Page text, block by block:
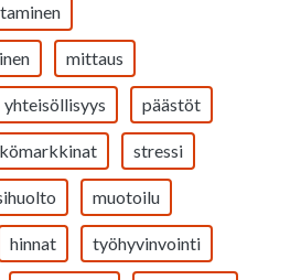
mittaus
yhteisöllisyys päästöt
stressi
muotoilu
hinnat työhyvinvointi